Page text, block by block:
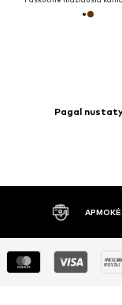
Pagal
PRISTAČIUS